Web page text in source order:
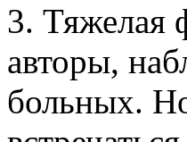
3. Тяжелая
авторы,
больных.